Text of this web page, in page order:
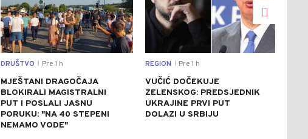
DRUŠTVO Pre 1 h
MJEŠTANI DRAGOČAJA
BLOKIRALI MAGISTRALNI
PUT I POSLALI JASNU
PORUKU: "NA 40 STEPENI
NEMAMO VODE"
REGION Pre 1 h
VUČIĆ DOČEKUJE
ZELENSKOG: PREDSJEDNIK
UKRAJINE PRVI PUT
DOLAZI U SRBIJU